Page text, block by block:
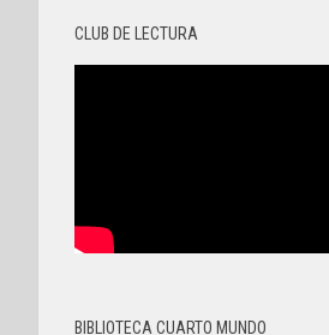
CLUB DE LECTURA
BIBLIOTECA CUARTO MUNDO